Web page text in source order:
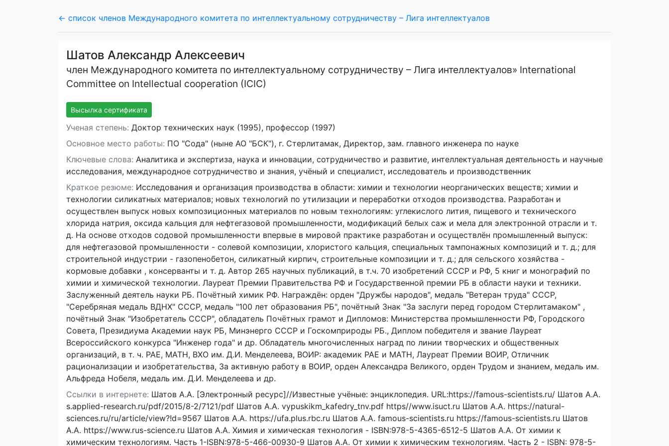
← список членов Международного комитета по интеллектуальному сотрудничеству – Лига интеллектуалов
Шатов Александр Алексеевич
член Международного комитета по интеллектуальному сотрудничеству – Лига интеллектуалов» International
Committee on Intellectual cooperation (ICIC)
Высылка сертификата
Ученая степень: Доктор технических наук (1995), профессор (1997)
Основное место работы: ПО "Сода" (ныне АО "БСК"), г. Стерлитамак, Директор, зам. главного инженера по науке
Ключевые слова: Аналитика и экспертиза, наука и инновации, сотрудничество и развитие, интеллектуальная деятельность и научные
исследования, международное сотрудничество и знания, учёный и специалист, исследователь и производственник
Краткое резюме: Исследования и организация производства в области: химии и технологии неорганических веществ; химии и
технологии силикатных материалов; новых технологий по утилизации и переработки отходов производства. Разработан и
осуществлен выпуск новых композиционных материалов по новым технологиям: углекислого лития, пищевого и технического
хлорида натрия, оксида кальция для нефтегазовой промышленности, модификаций белых саж и мела для электронной отрасли и т.
д. На основе отходов содовой промышленности впервые в мировой практике разработан и осуществлён промышленный выпуск:
для нефтегазовой промышленности - солевой композиции, хлористого кальция, специальных тампонажных композиций и т. д.; для
строительной индустрии - газопенобетон, силикатный кирпич, строительные композиции и т. д.; для сельского хозяйства -
кормовые добавки , консерванты и т. д. Автор 265 научных публикаций, в т.ч. 70 изобретений СССР и РФ, 5 книг и монографий по
химии и химической технологии. Лауреат Премии Правительства РФ и Государственной премии РБ в области науки и техники.
Заслуженный деятель науки РБ. Почётный химик РФ. Награждён: орден "Дружбы народов", медаль "Ветеран труда" СССР,
"Серебряная медаль ВДНХ" СССР, медаль "100 лет образования РБ", почётный Знак "За заслуги перед городом Стерлитамаком" ,
почётный Знак "Изобретатель СССР", обладатель Почётных грамот и Дипломов: Министерства промышленности РФ, Городского
Совета, Президиума Академии наук РБ, Минэнерго СССР и Госкомприроды РБ., Диплом победителя и звание Лауреат
Всероссийского конкурса "Инженер года" и др. Обладатель многочисленных наград по линии творческих и общественных
организаций, в т. ч. РАЕ, МАТН, ВХО им. Д.И. Менделеева, ВОИР: академик РАЕ и МАТН, Лауреат Премии ВОИР, Отличник
рационализации и изобретательства, За активную работу в ВОИР, орден Александра Великого, орден Трудом и знанием, медаль им.
Альфреда Нобеля, медаль им. Д.И. Менделеева и др.
Ссылки в интернете: Шатов А.А. [Электронный ресурс]//Известные учёные: энциклопедия. URL:https://famous-scientists.ru/ Шатов А.А.
s.applied-research.ru/pdf/2015/8-2/7121/pdf Шатов А.А. vypuskikm_kafedry_tnv.pdf https//www.isuct.ru Шатов А.А. https://natural-
sciences.ru/ru/article/view?!d=9567 Шатов А.А. https://ufa.plus.rbc.ru Шатов А.А. famous-scientists.ru https://famous-scientists.ru Шатов
А.А. https://www.rus-science.ru Шатов А.А. Химия и химическая технология - ISBN:978-5-4365-6512-5 Шатов А.А. От химии к
химическим технологиям. Часть 1-ISBN:978-5-466-00930-9 Шатов А.А. От химии к химическим технологиям. Часть 2 - ISBN: 978-5-